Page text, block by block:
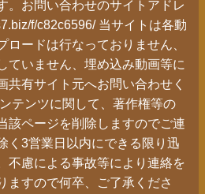
。お問い合わせのサイトアドレ
f/c82c6596/ 当サイトは各動
ロードは行なっておりません、
ていません、埋め込み動画等に
共有サイト元へお問い合わせく
テンツに関して、著作権等の
該ページを削除しますのでご連
く3営業日以内にできる限り迅
不慮による事故等により連絡を
ますので何卒、ご了承くださ